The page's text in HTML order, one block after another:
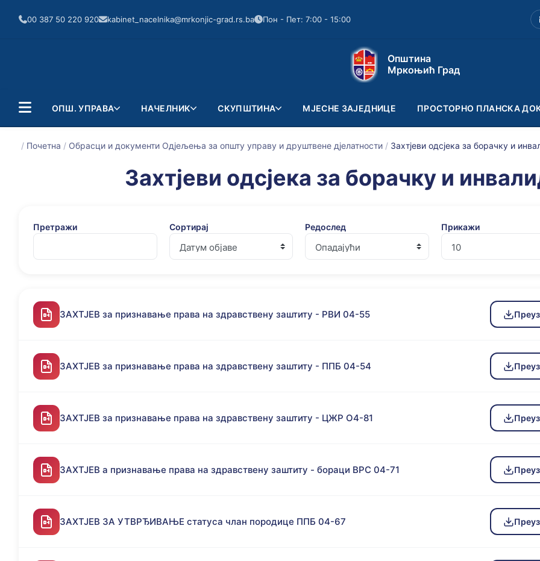
00 387 50 220 920 kabinet_nacelnika@mrkonjic-grad.rs.ba Пон - Пет: 7:00 - 15:00
Општина
Мркоњић Град
ОПШ. УПРАВА НАЧЕЛНИК СКУПШТИНА МЈЕСНЕ ЗАЈЕДНИЦЕ ПРОСТОРНО ПЛАНСКА
/ Почетна / Обрасци и документи Одјељења за општу управу и друштвене дјелатности / Захтјеви одсјека за борачку и
Захтјеви одсјека за борачку и
Претражи Сортирај Редослед Прикажи
ЗАХТЈЕВ за признавање права на здравствену заштиту - РВИ 04-55
ЗАХТЈЕВ за признавање права на здравствену заштиту - ППБ 04-54
ЗАХТЈЕВ за признавање права на здравствену заштиту - ЦЖР О4-81
ЗАХТЈЕВ а признавање права на здравствену заштиту - бораци ВРС 04-71
ЗАХТЈЕВ ЗА УТВРЂИВАЊЕ статуса члан породице ППБ 04-67